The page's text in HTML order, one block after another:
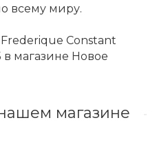
всему миру.
Constant
в магазине Новое
магазине